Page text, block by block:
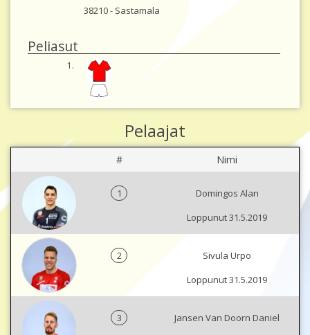
38210 - Sastamala
Peliasut
1.
Pelaajat
# Nimi
1
Domingos Alan
Loppunut 31.5.2019
2
Sivula Urpo
Loppunut 31.5.2019
3
Jansen Van Doorn Daniel